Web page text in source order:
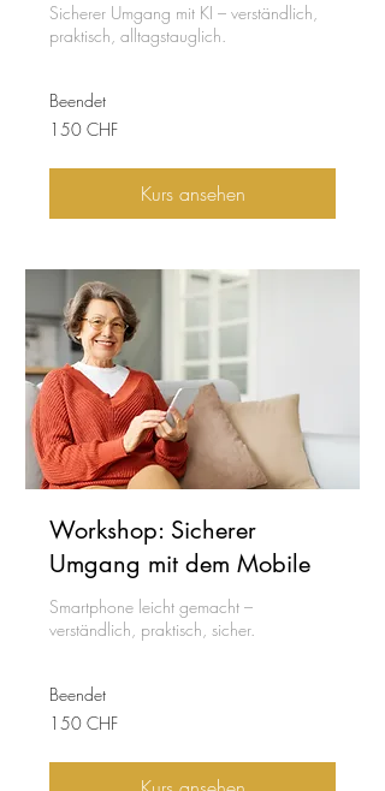
Sicherer Umgang mit KI – verständlich,
praktisch, alltagstauglich.
Beendet
150
Schweizer
150 CHF
Kurs ansehen
Workshop: Sicherer
Umgang mit dem Mobile
Smartphone leicht gemacht –
verständlich, praktisch, sicher.
Beendet
150
Schweizer
150 CHF